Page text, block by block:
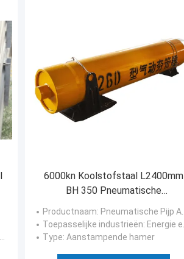
6000kn Koolstofstaal L2400mm
BH 350 Pneumatische
Buisramhamer
Productnaam: Pneumatische Pijp Aanstampende Hamer
Toepasselijke industrieën: Energie en mijnbouw
Type: Aanstampende hamer